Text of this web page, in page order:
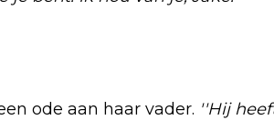
ode aan haar vader. ''Hij